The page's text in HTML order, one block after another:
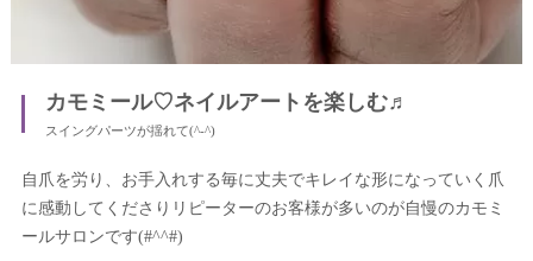
カモミール♡ネイルアートを楽しむ♬
スイングパーツが揺れて(^-^)
自爪を労り、お手入れする毎に丈夫でキレイな形になっていく爪
に感動してくださりリピーターのお客様が多いのが自慢のカモミ
ールサロンです(#^^#)